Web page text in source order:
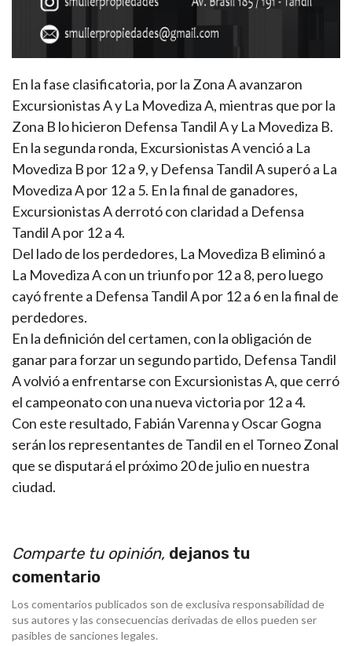
En la fase clasificatoria, por la Zona A avanzaron
Excursionistas A y La Movediza A, mientras que por la
Zona B lo hicieron Defensa Tandil A y La Movediza B.
En la segunda ronda, Excursionistas A venció a La
Movediza B por 12 a 9, y Defensa Tandil A superó a La
Movediza A por 12 a 5. En la final de ganadores,
Excursionistas A derrotó con claridad a Defensa
Tandil A por 12 a 4.
Del lado de los perdedores, La Movediza B eliminó a
La Movediza A con un triunfo por 12 a 8, pero luego
cayó frente a Defensa Tandil A por 12 a 6 en la final de
perdedores.
En la definición del certamen, con la obligación de
ganar para forzar un segundo partido, Defensa Tandil
A volvió a enfrentarse con Excursionistas A, que cerró
el campeonato con una nueva victoria por 12 a 4.
Con este resultado, Fabián Varenna y Oscar Gogna
serán los representantes de Tandil en el Torneo Zonal
que se disputará el próximo 20 de julio en nuestra
ciudad.
Comparte tu opinión, dejanos tu
comentario
Los comentarios publicados son de exclusiva responsabilidad de
sus autores y las consecuencias derivadas de ellos pueden ser
pasibles de sanciones legales.